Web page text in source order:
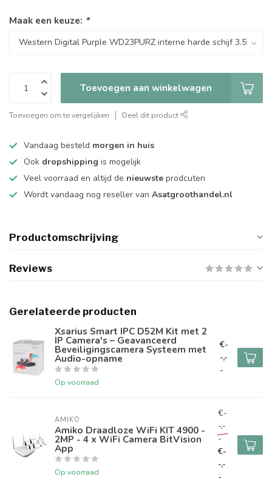
Maak een keuze: *
Toevoegen aan winkelwagen
Toevoegen om te vergelijken Deel dit product
Vandaag besteld morgen in huis
Ook dropshipping is mogelijk
Veel voorraad en altijd de nieuwste prodcuten
Wordt vandaag nog reseller van Asatgroothandel.nl
Productomschrijving
Reviews
Gerelateerde producten
Xsarius Smart IPC D52M Kit met 2
IP Camera's – Geavanceerd
Beveiligingscamera Systeem met
Audio-opname
Op voorraad
€-
-,-
-
AMIKO
Amiko Draadloze WiFi KIT 4900 -
2MP - 4 x WiFi Camera BitVision
App
Op voorraad
€-
-,-
-
€-
-,-
-